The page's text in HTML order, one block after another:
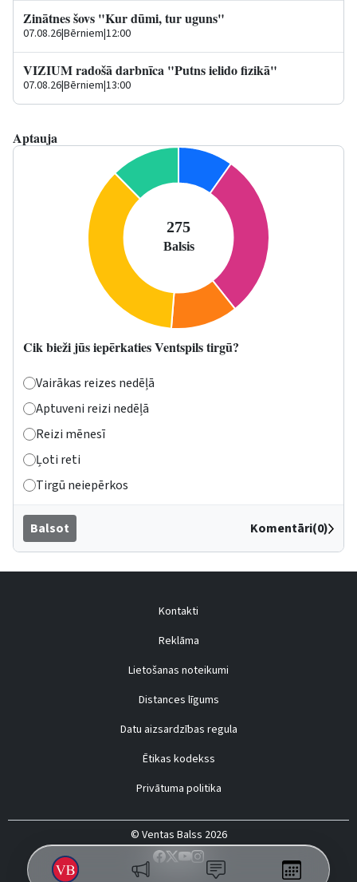
Zinātnes šovs "Kur dūmi, tur uguns"
07.08.26|Bērniem|12:00
VIZIUM radošā darbnīca "Putns ielido fizikā"
07.08.26|Bērniem|13:00
Aptauja
Cik bieži jūs iepērkaties Ventspils tirgū?
Vairākas reizes nedēļā
Aptuveni reizi nedēļā
Reizi mēnesī
Ļoti reti
Tirgū neiepērkos
Balsot Komentāri(0)
Kontakti
Reklāma
Lietošanas noteikumi
Distances līgums
Datu aizsardzības regula
Ētikas kodekss
Privātuma politika
© Ventas Balss 2026